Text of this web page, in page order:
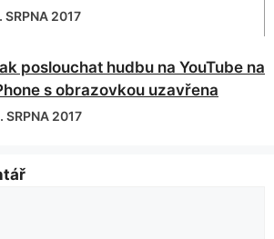
SRPNA 2017
poslouchat hudbu na YouTube na
s obrazovkou uzavřena
SRPNA 2017